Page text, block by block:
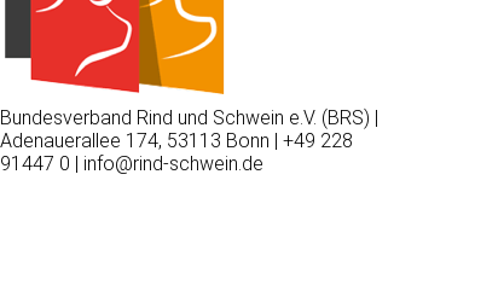
Bundesverband Rind und Schwein e.V. (BRS) |
Adenauerallee 174, 53113 Bonn | +49 228
91447 0 | info@rind-schwein.de